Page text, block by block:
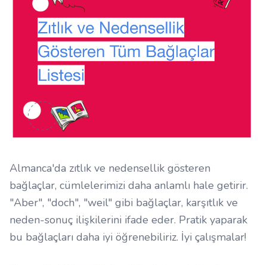
Almanca'da zıtlık ve nedensellik gösteren
bağlaçlar, cümlelerimizi daha anlamlı hale getirir.
"Aber", "doch", "weil" gibi bağlaçlar, karşıtlık ve
neden-sonuç ilişkilerini ifade eder. Pratik yaparak
bu bağlaçları daha iyi öğrenebiliriz. İyi çalışmalar!